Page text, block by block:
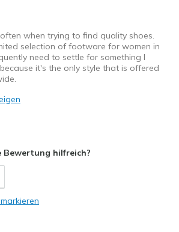
when trying to find quality shoes.
selection of footware for women in
need to settle for something I
it's the only style that is offered
Feels true to size
Bewertung hilfreich?